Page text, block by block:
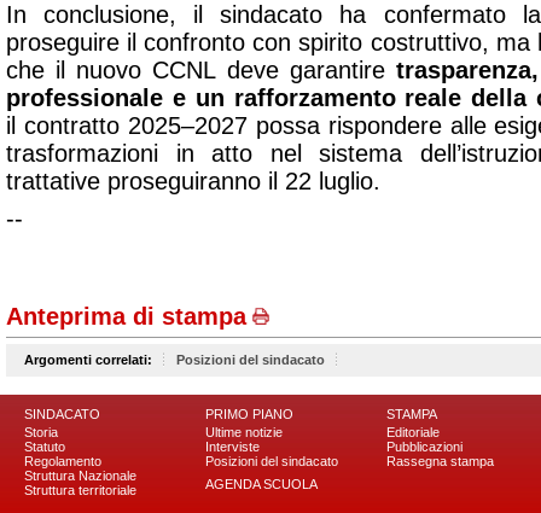
In conclusione, il sindacato ha confermato
proseguire il confronto con spirito costruttivo,
che il nuovo CCNL deve garantire
professionale e un rafforzamento reale della
il contratto 2025–2027 possa rispondere alle
trasformazioni in atto nel sistema
trattative proseguiranno il 22 luglio.
--
Anteprima di stampa
Argomenti correlati: Posizioni del sindacato
SINDACATO
Storia
Statuto
Regolamento
Struttura Nazionale
Struttura territoriale
PRIMO PIANO
Ultime notizie
Interviste
Posizioni del sindacato
AGENDA SCUOLA
STAMPA
Editoriale
Pubblicazioni
Rassegna stampa